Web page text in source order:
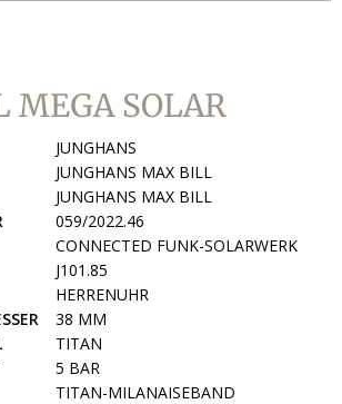
MEGA SOLAR
JUNGHANS
JUNGHANS MAX BILL
JUNGHANS MAX BILL
059/2022.46
CONNECTED FUNK-SOLARWERK
J101.85
HERRENUHR
38 MM
TITAN
5 BAR
TITAN-MILANAISEBAND